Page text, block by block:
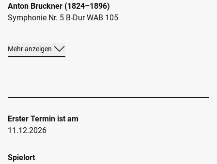
TICKETS
GROSSER SAAL
Im Kalender eintragen
Anton Bruckner (1824–1896)
Symphonie Nr. 5 B-Dur WAB 105
Mehr anzeigen
Erster Termin ist am
11.12.2026
Spielort